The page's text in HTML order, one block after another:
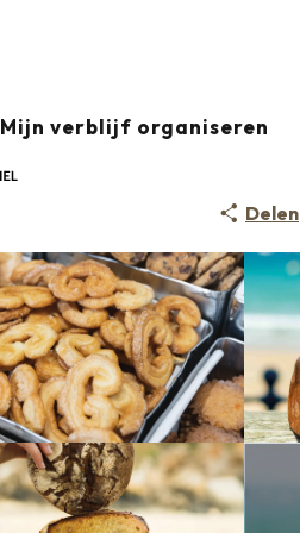
Mijn verblijf organiseren
Delen